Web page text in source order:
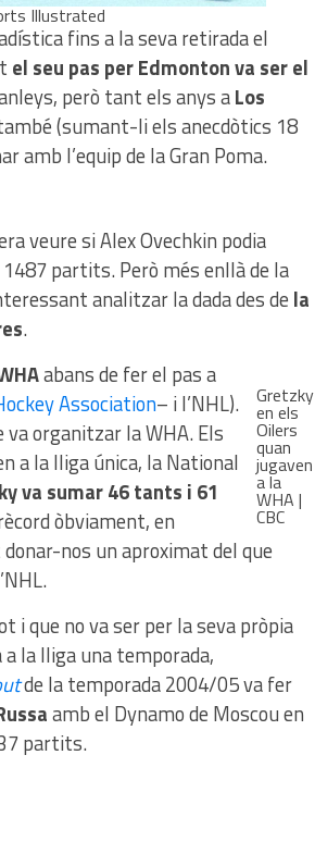
Illustrated
fins a la seva retirada el
el seu pas per Edmonton va ser el
però tant els anys aLos
(sumant-li els anecdòtics 18
amb l’equip de la Gran Poma.
veure si Alex Ovechkin podia
partits. Però més enllà de la
analitzar la dada des de la
.
Gretzky
en els
Oilers
quan
jugaven
a la
WHA |
CBC
abans de fer el pas a
Association– i l’NHL).
organitzar la WHA. Els
a la lliga única, la National
va sumar 46 tants i 61
òbviament, en
nos un aproximat del que
i que no va ser per la seva pròpia
la lliga una temporada,
de la temporada 2004/05 va fer
amb el Dynamo de Moscou en
partits.